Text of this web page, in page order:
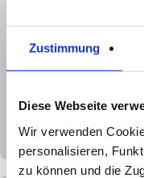
Zustimmung
Diese Webseite
Wir verwenden
personalisieren,
zu können und die
Für die